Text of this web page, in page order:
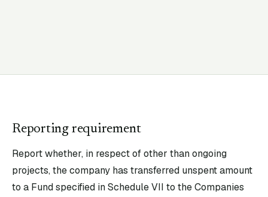
Reporting requirement
Report whether, in respect of other than ongoing
projects, the company has transferred unspent amount
to a Fund specified in Schedule VII to the Companies